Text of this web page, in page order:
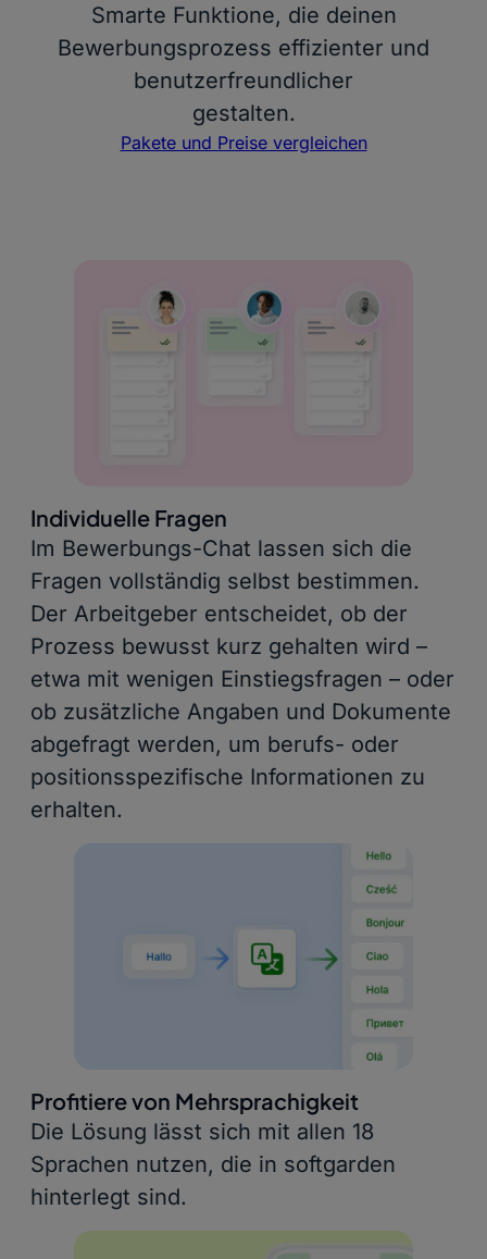
Smarte Funktione, die deinen
Bewerbungsprozess effizienter und
benutzerfreundlicher
gestalten.
Pakete und Preise vergleichen
Individuelle Fragen
Im Bewerbungs-Chat lassen sich die
Fragen vollständig selbst bestimmen.
Der Arbeitgeber entscheidet, ob der
Prozess bewusst kurz gehalten wird –
etwa mit wenigen Einstiegsfragen – oder
ob zusätzliche Angaben und Dokumente
abgefragt werden, um berufs- oder
positionsspezifische Informationen zu
erhalten.
Profitiere von Mehrsprachigkeit
Die Lösung lässt sich mit allen 18
Sprachen nutzen, die in softgarden
hinterlegt sind.